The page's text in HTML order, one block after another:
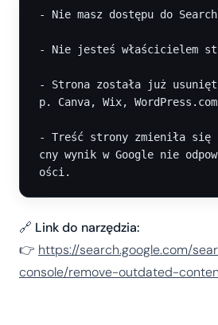
- Nie masz dostępu do
- Nie jesteś właścicielem
- Strona została już
p. Canva, Wix,
- Treść strony zmieniła
cny wynik w Google nie
🔗 Link do narzędzia:
👉 https://search.google.com/
console/remove-outdated-